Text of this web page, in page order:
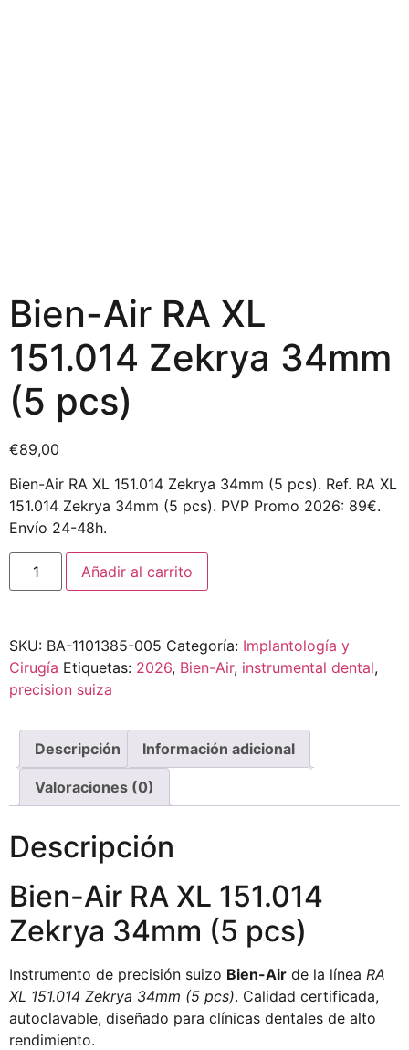
Bien-Air RA XL
151.014 Zekrya 34mm
(5 pcs)
€89,00
Bien-Air RA XL 151.014 Zekrya 34mm (5 pcs). Ref. RA XL
151.014 Zekrya 34mm (5 pcs). PVP Promo 2026: 89€.
Envío 24-48h.
Añadir al carrito
SKU: BA-1101385-005 Categoría: Implantología y
Cirugía Etiquetas: 2026, Bien-Air, instrumental dental,
precision suiza
Descripción Información adicional
Valoraciones (0)
Descripción
Bien-Air RA XL 151.014
Zekrya 34mm (5 pcs)
Instrumento de precisión suizo Bien-Air de la línea RA
XL 151.014 Zekrya 34mm (5 pcs). Calidad certificada,
autoclavable, diseñado para clínicas dentales de alto
rendimiento.